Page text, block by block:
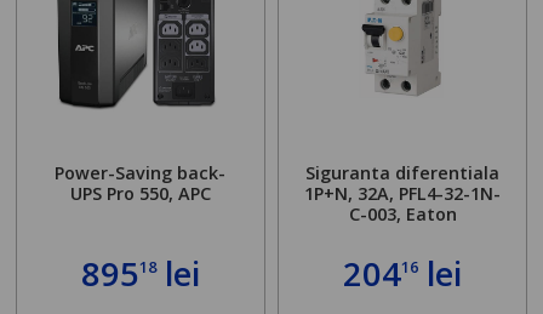
Power-Saving back-
UPS Pro 550, APC
89518lei
Siguranta diferentiala
1P+N, 32A, PFL4-32-1N-
C-003, Eaton
20416 lei